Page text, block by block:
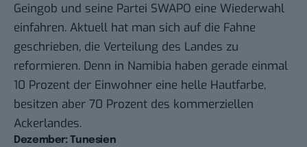
Geingob und seine Partei SWAPO eine Wiederwahl
einfahren. Aktuell hat man sich auf die Fahne
geschrieben, die Verteilung des Landes zu
reformieren. Denn in Namibia haben gerade einmal
10 Prozent der Einwohner eine helle Hautfarbe,
besitzen aber 70 Prozent des kommerziellen
Ackerlandes.
Dezember: Tunesien